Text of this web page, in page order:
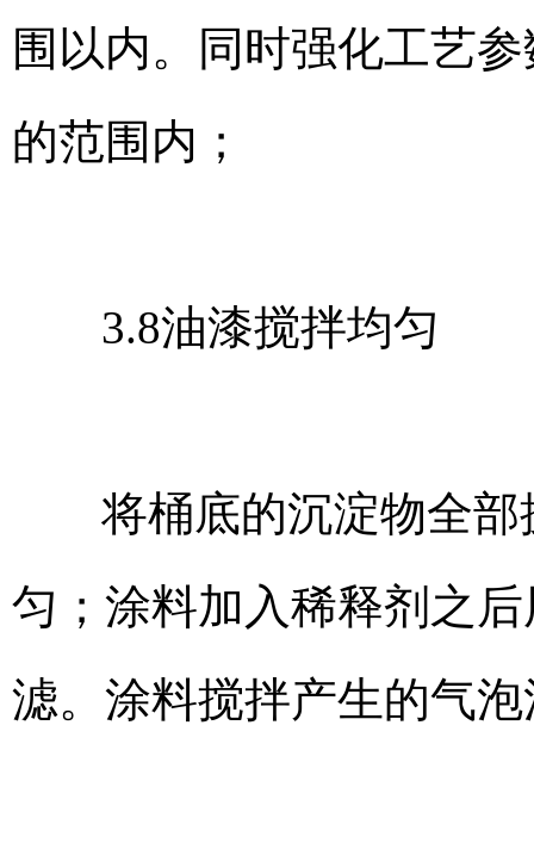
围以内。同时强化工艺
的范围内；
3.8油漆搅拌均匀
将桶底的沉淀物全部
匀；涂料加入稀释剂之
滤。涂料搅拌产生的气